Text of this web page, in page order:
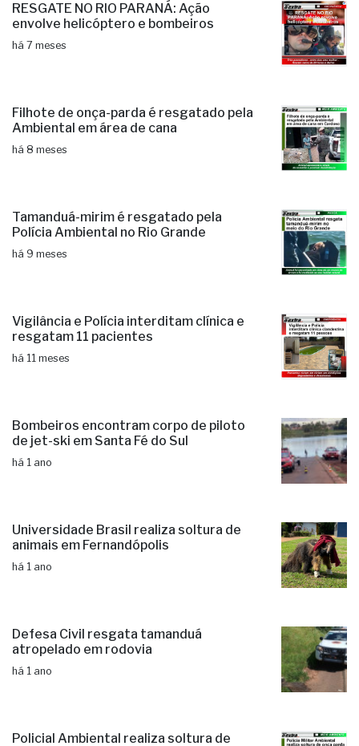
RESGATE NO RIO PARANÁ: Ação
envolve helicóptero e bombeiros
há 7 meses
Filhote de onça-parda é resgatado pela
Ambiental em área de cana
há 8 meses
Tamanduá-mirim é resgatado pela
Polícia Ambiental no Rio Grande
há 9 meses
Vigilância e Polícia interditam clínica e
resgatam 11 pacientes
há 11 meses
Bombeiros encontram corpo de piloto
de jet-ski em Santa Fé do Sul
há 1 ano
Universidade Brasil realiza soltura de
animais em Fernandópolis
há 1 ano
Defesa Civil resgata tamanduá
atropelado em rodovia
há 1 ano
Policial Ambiental realiza soltura de